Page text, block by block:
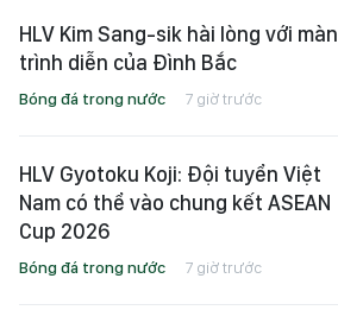
HLV Kim Sang-sik hài lòng với màn
trình diễn của Đình Bắc
Bóng đá trong nước 7 giờ trước
HLV Gyotoku Koji: Đội tuyển Việt
Nam có thể vào chung kết ASEAN
Cup 2026
Bóng đá trong nước 7 giờ trước